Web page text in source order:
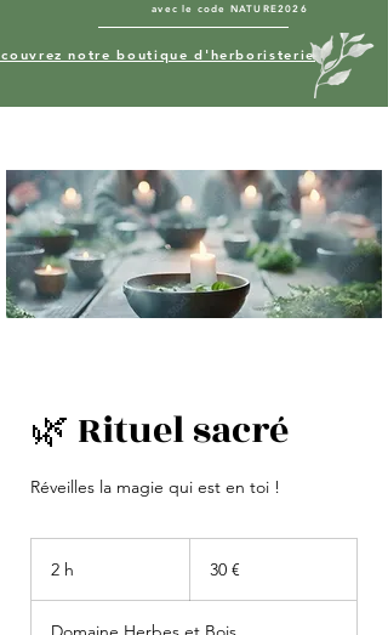
avec le code NATURE2026
notre boutique d'herboristerie
🌿 Rituel sacré
Réveilles la magie qui est en toi !
2 h 30 €